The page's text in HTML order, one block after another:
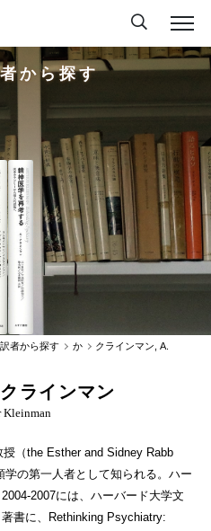
から探す
者から探す か クラインマン, A.
ラインマン
Kleinman
（the Esther and Sidney Rabb
の第一人者として知られる。ハー
2007には、ハーバード大学文
書に、Rethinking Psychiatry: